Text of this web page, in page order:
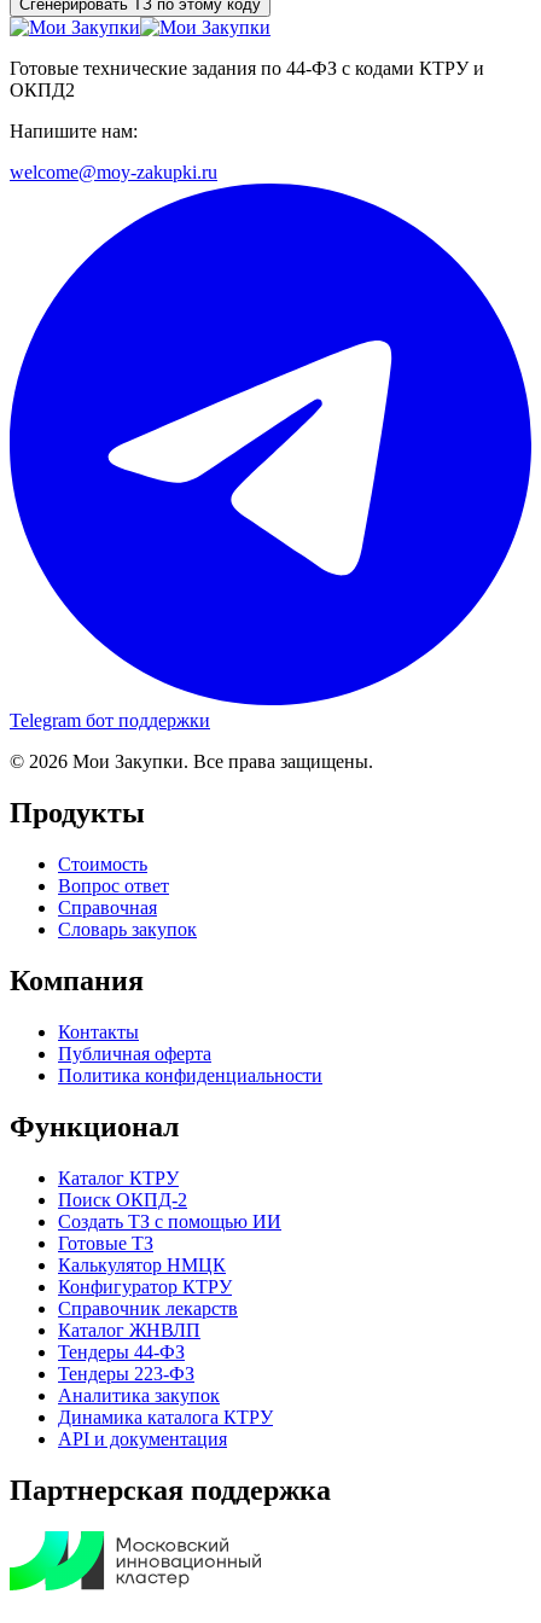
Сгенерировать ТЗ по этому коду
Готовые технические задания по 44-ФЗ с кодами КТРУ и
ОКПД2
Напишите нам:
welcome@moy-zakupki.ru
Telegram бот поддержки
© 2026 Мои Закупки. Все права защищены.
Продукты
Стоимость
Вопрос ответ
Справочная
Словарь закупок
Компания
Контакты
Публичная оферта
Политика конфиденциальности
Функционал
Каталог КТРУ
Поиск ОКПД-2
Создать ТЗ с помощью ИИ
Готовые ТЗ
Калькулятор НМЦК
Конфигуратор КТРУ
Справочник лекарств
Каталог ЖНВЛП
Тендеры 44-ФЗ
Тендеры 223-ФЗ
Аналитика закупок
Динамика каталога КТРУ
API и документация
Партнерская поддержка